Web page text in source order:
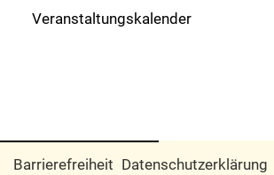
Veranstaltungskalender
Barrierefreiheit Datenschutzerklärung